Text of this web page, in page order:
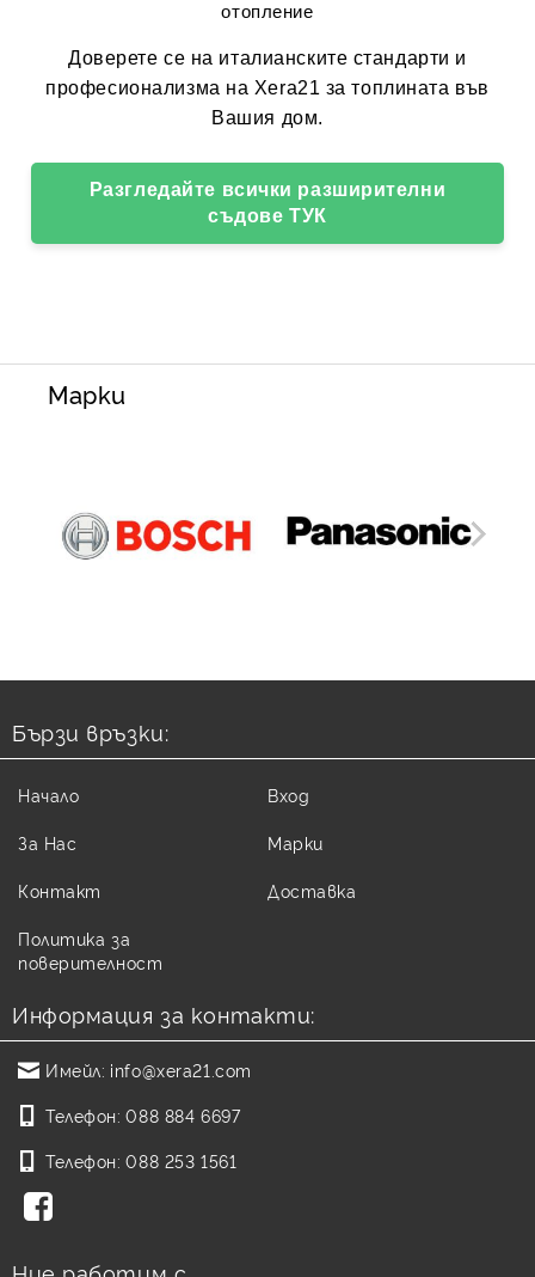
отопление
Доверете се на италианските стандарти и
професионализма на Xera21 за топлината във
Вашия дом.
Разгледайте всички разширителни
съдове ТУК
Марки
Бързи връзки:
Начало
За Нас
Контакт
Политика за
поверителност
Вход
Марки
Доставка
Информация за контакти:
Имейл: info@xera21.com
Телефон: 088 884 6697
Телефон: 088 253 1561